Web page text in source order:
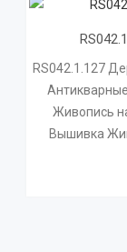
RS042.1.127
Живопись
Вышивка